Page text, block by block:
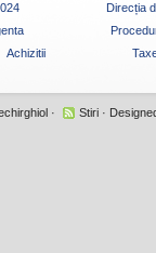
Direcția
Achizitii
· Stiri·